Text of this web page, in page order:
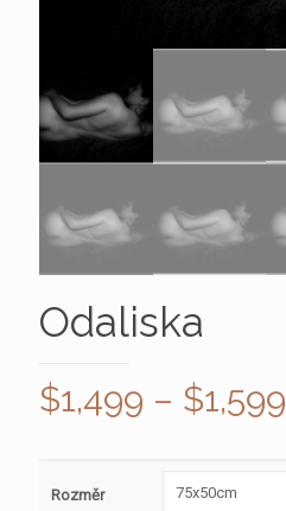
Odaliska
$1,499 – $1,599
Rozměr